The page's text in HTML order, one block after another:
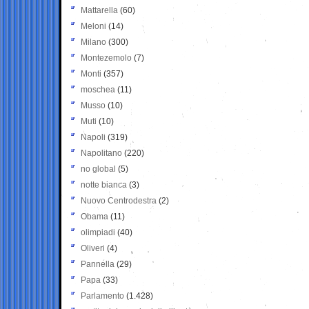
Mattarella (60)
Meloni (14)
Milano (300)
Montezemolo (7)
Monti (357)
moschea (11)
Musso (10)
Muti (10)
Napoli (319)
Napolitano (220)
no global (5)
notte bianca (3)
Nuovo Centrodestra (2)
Obama (11)
olimpiadi (40)
Oliveri (4)
Pannella (29)
Papa (33)
Parlamento (1.428)